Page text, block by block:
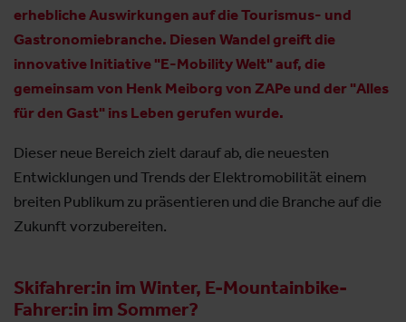
erhebliche Auswirkungen auf die Tourismus- und
Gastronomiebranche. Diesen Wandel greift die
innovative Initiative "E-Mobility Welt" auf, die
gemeinsam von Henk Meiborg von ZAPe und der "Alles
für den Gast" ins Leben gerufen wurde.
Dieser neue Bereich zielt darauf ab, die neuesten
Entwicklungen und Trends der Elektromobilität einem
breiten Publikum zu präsentieren und die Branche auf die
Zukunft vorzubereiten.
Skifahrer:in im Winter, E-Mountainbike-
Fahrer:in im Sommer?